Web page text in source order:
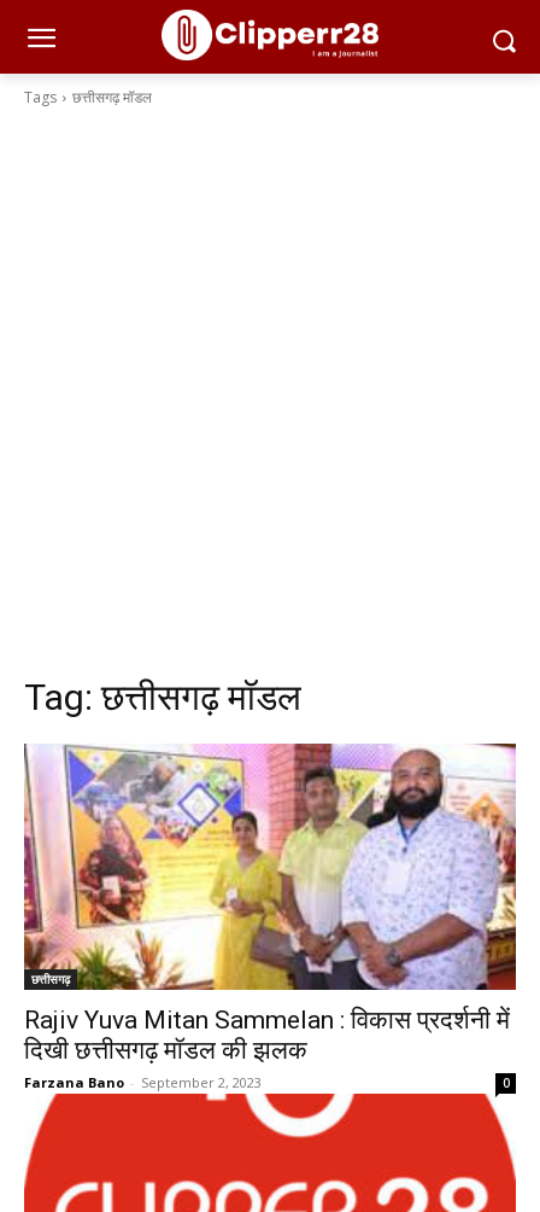
Tags छत्तीसगढ़ मॉडल
Tag:छत्तीसगढ़ मॉडल
छत्तीसगढ़
Rajiv Yuva Mitan Sammelan : विकास प्रदर्शनी में
दिखी छत्तीसगढ़ मॉडल की झलक
Farzana Bano - September 2, 2023 0